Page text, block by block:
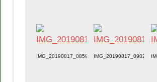
IMG_20190817_085943.jpg